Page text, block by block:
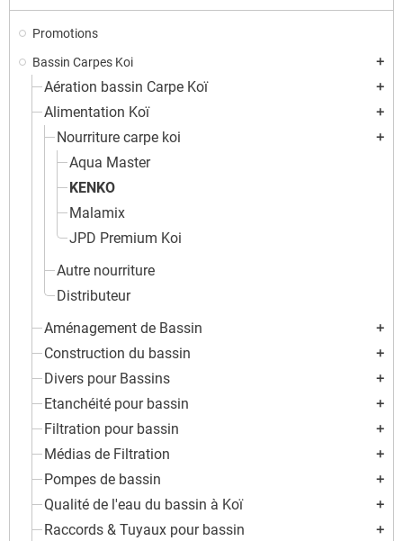
Promotions
Bassin Carpes Koi
add
Aération bassin Carpe Koï add
Alimentation Koï add
Nourriture carpe koi add
Aqua Master
KENKO
Malamix
JPD Premium Koi
Autre nourriture
Distributeur
Aménagement de Bassin
add
Construction du bassin add
Divers pour Bassins add
Etanchéité pour bassin add
Filtration pour bassin add
Médias de Filtration add
Pompes de bassin add
Qualité de l'eau du bassin à Koï add
Raccords & Tuyaux pour bassin add